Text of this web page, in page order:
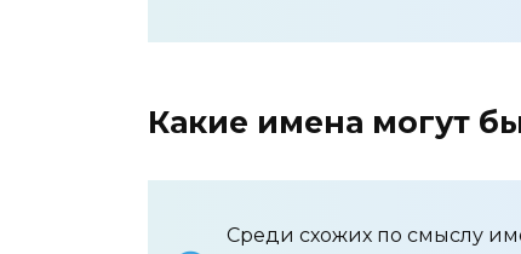
Какие имена могут
Среди схожих по смыслу